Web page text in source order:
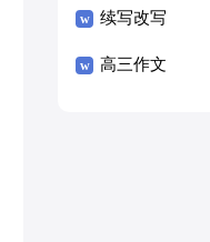
续写改写
高三作文